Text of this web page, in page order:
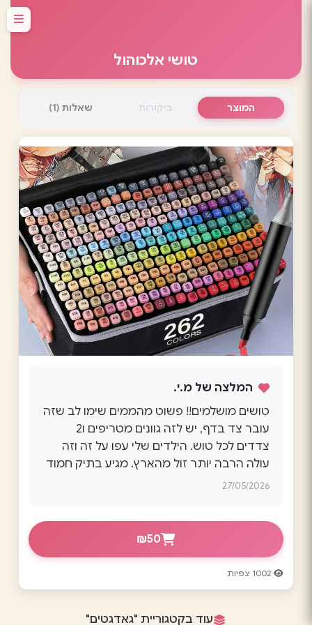
טושי אלכוהול
המוצר ביקורות שאלות (1)
המלצה של מ.י.
טושים מושלמים!! פשוט מהממים שימו לב שזה
עובר צד בדף, יש לזה גוונים מטריפים ו2
צדדים לכל טוש. הילדים שלי עפו על זה וזה
עולה הרבה יותר זול מהארץ. מגיע בתיק חמוד
27/05/2026
עוד בקטגוריית "גאדגטים"